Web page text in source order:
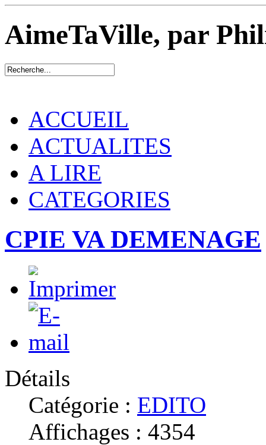
AimeTaVille, par
ACCUEIL
ACTUALITES
A LIRE
CATEGORIES
CPIE VA DEMENAGE
Détails
Catégorie : EDITO
Affichages : 4354